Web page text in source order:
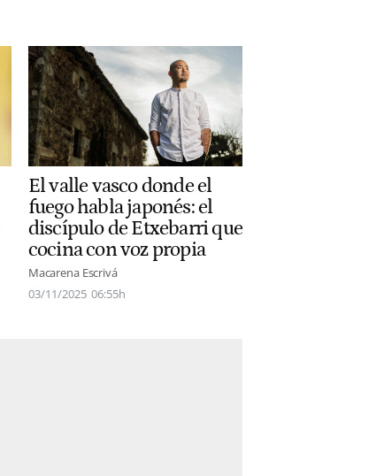
El valle vasco donde el
fuego habla japonés: el
discípulo de Etxebarri que
cocina con voz propia
Macarena Escrivá
03/11/2025 06:55h